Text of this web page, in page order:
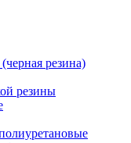
резина)
резины